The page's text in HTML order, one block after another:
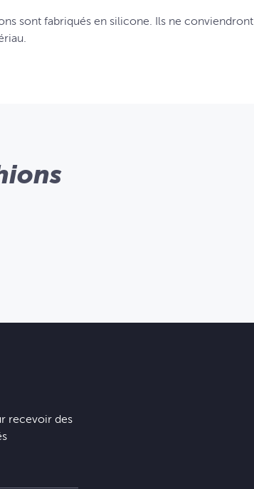
sont fabriqués en silicone. Ils ne conviendront
recevoir des